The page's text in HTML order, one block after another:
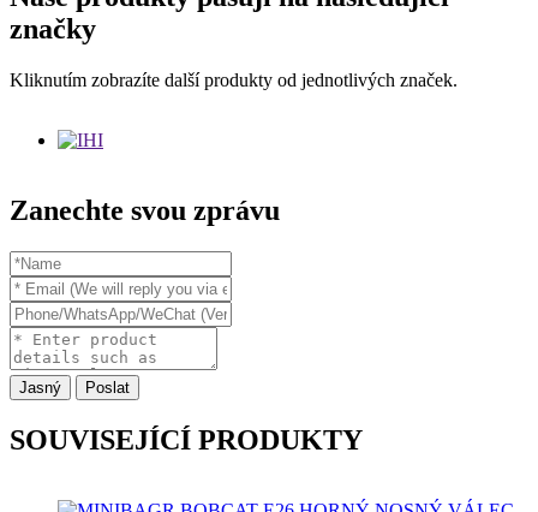
značky
Kliknutím zobrazíte další produkty od jednotlivých značek.
Zanechte svou zprávu
Jasný Poslat
SOUVISEJÍCÍ PRODUKTY